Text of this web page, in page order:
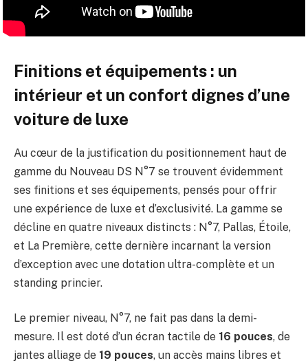
Finitions et équipements : un
intérieur et un confort dignes d’une
voiture de luxe
Au cœur de la justification du positionnement haut de
gamme du Nouveau DS N°7 se trouvent évidemment
ses finitions et ses équipements, pensés pour offrir
une expérience de luxe et d’exclusivité. La gamme se
décline en quatre niveaux distincts : N°7, Pallas, Étoile,
et La Première, cette dernière incarnant la version
d’exception avec une dotation ultra-complète et un
standing princier.
Le premier niveau, N°7, ne fait pas dans la demi-
mesure. Il est doté d’un écran tactile de 16 pouces, de
jantes alliage de 19 pouces, un accès mains libres et